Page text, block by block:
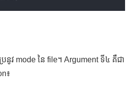
ែនូវ mode នៃ file។ Argument ទី៤ គឺជា
៖